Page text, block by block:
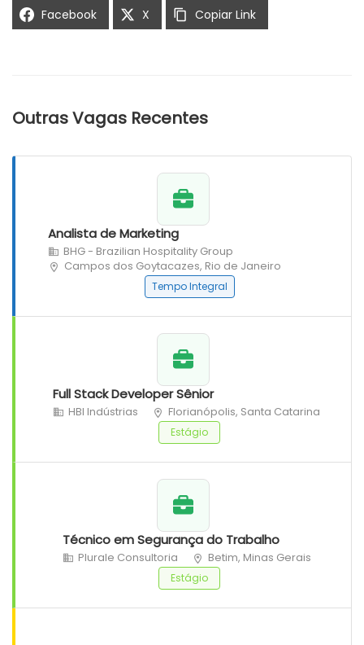
Facebook X Copiar Link
Outras Vagas Recentes
Analista de Marketing
BHG - Brazilian Hospitality Group
Campos dos Goytacazes, Rio de Janeiro
Tempo Integral
Full Stack Developer Sênior
HBI Indústrias Florianópolis, Santa Catarina
Estágio
Técnico em Segurança do Trabalho
Plurale Consultoria Betim, Minas Gerais
Estágio